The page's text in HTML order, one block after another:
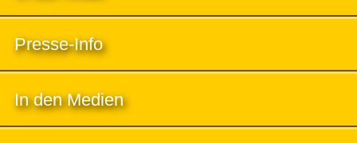
Presse-Info
In den Medien